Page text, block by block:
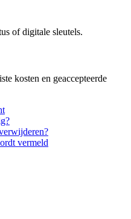
of digitale sleutels.
kosten en geaccepteerde
vermeld